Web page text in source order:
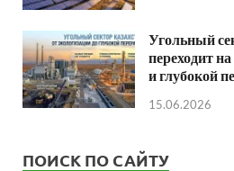
Угольный
переходит
и глубокой
15.06.2026
ПОИСК ПО САЙТУ